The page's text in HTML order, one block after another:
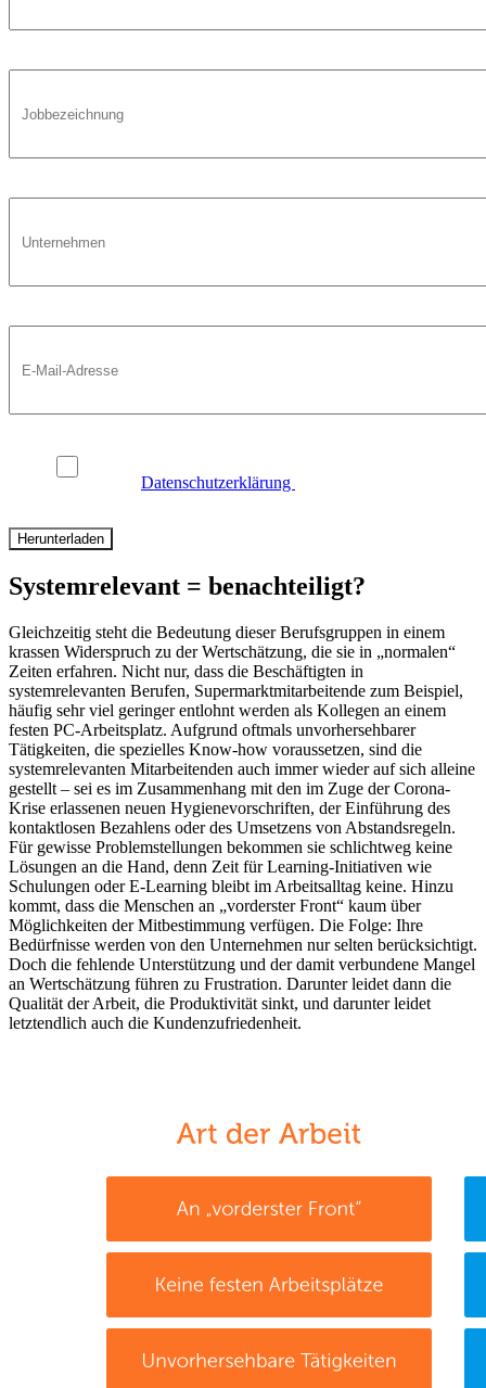
Datenschutzerklärung
Systemrelevant = benachteiligt?
Gleichzeitig steht die Bedeutung dieser Berufsgruppen in einem
krassen Widerspruch zu der Wertschätzung, die sie in „normalen“
Zeiten erfahren. Nicht nur, dass die Beschäftigten in
systemrelevanten Berufen, Supermarktmitarbeitende zum Beispiel,
häufig sehr viel geringer entlohnt werden als Kollegen an einem
festen PC-Arbeitsplatz. Aufgrund oftmals unvorhersehbarer
Tätigkeiten, die spezielles Know-how voraussetzen, sind die
systemrelevanten Mitarbeitenden auch immer wieder auf sich alleine
gestellt – sei es im Zusammenhang mit den im Zuge der Corona-
Krise erlassenen neuen Hygienevorschriften, der Einführung des
kontaktlosen Bezahlens oder des Umsetzens von Abstandsregeln.
Für gewisse Problemstellungen bekommen sie schlichtweg keine
Lösungen an die Hand, denn Zeit für Learning-Initiativen wie
Schulungen oder E-Learning bleibt im Arbeitsalltag keine. Hinzu
kommt, dass die Menschen an „vorderster Front“ kaum über
Möglichkeiten der Mitbestimmung verfügen. Die Folge: Ihre
Bedürfnisse werden von den Unternehmen nur selten berücksichtigt.
Doch die fehlende Unterstützung und der damit verbundene Mangel
an Wertschätzung führen zu Frustration. Darunter leidet dann die
Qualität der Arbeit, die Produktivität sinkt, und darunter leidet
letztendlich auch die Kundenzufriedenheit.